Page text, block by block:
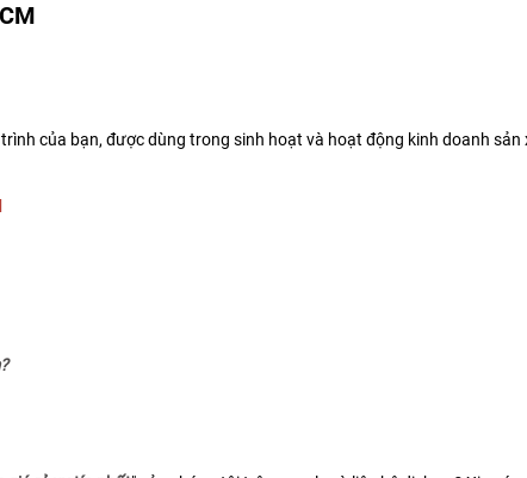
của bạn, được dùng trong sinh hoạt và hoạt động kinh doanh